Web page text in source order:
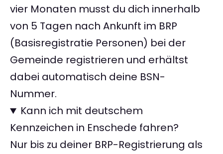
vier Monaten musst du dich innerhalb
von 5 Tagen nach Ankunft im BRP
(Basisregistratie Personen) bei der
Gemeinde registrieren und erhältst
dabei automatisch deine BSN-
Nummer.
Kann ich mit deutschem
Kennzeichen in Enschede fahren?
Nur bis zu deiner BRP-Registrierung als